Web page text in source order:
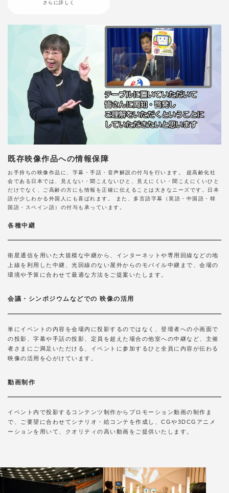
さらに詳しく
既存映像作品への情報保障
お手持ちの映像作品に、字幕・手話・音声解説の付与を行います。 超高齢化社
会である日本では、見えない・聞こえないひと、見えにくい・聞こえにくいひと
だけでなく、ご高齢の方にも情報を正確に伝えることは大きなニーズです。日本
語が少しわかる外国人にも喜ばれます。 また、多言語字幕（英語・中国語・韓
国語・スペイン語）の付与も承っています。
各種中継
衛星通信を用いた大規模な中継から、インターネットや専用回線などの地
上線を利用した中継、光回線のない屋外からのモバイル中継まで、会場の
環境や予算に合わせて最適な方法をご提案いたします。
会議・シンポジウムなどでの 映像の活用
単にイベントの内容を会場内に投影するのではなく、登壇者への小画面で
の投影、字幕や手話の投影、定員を超えた場合の他室への中継など、主催
者さまにご満足いただける、イベントに参加するひと全員に内容が伝わる
映像の活用を心がけています。
動画制作
イベント内で投影するコンテンツ制作からプロモーション動画の制作ま
で、ご要望に合わせてシナリオ・絵コンテを作成し、CGや3DCGアニメ
ーションを用いて、クオリティの高い動画をご提供いたします。